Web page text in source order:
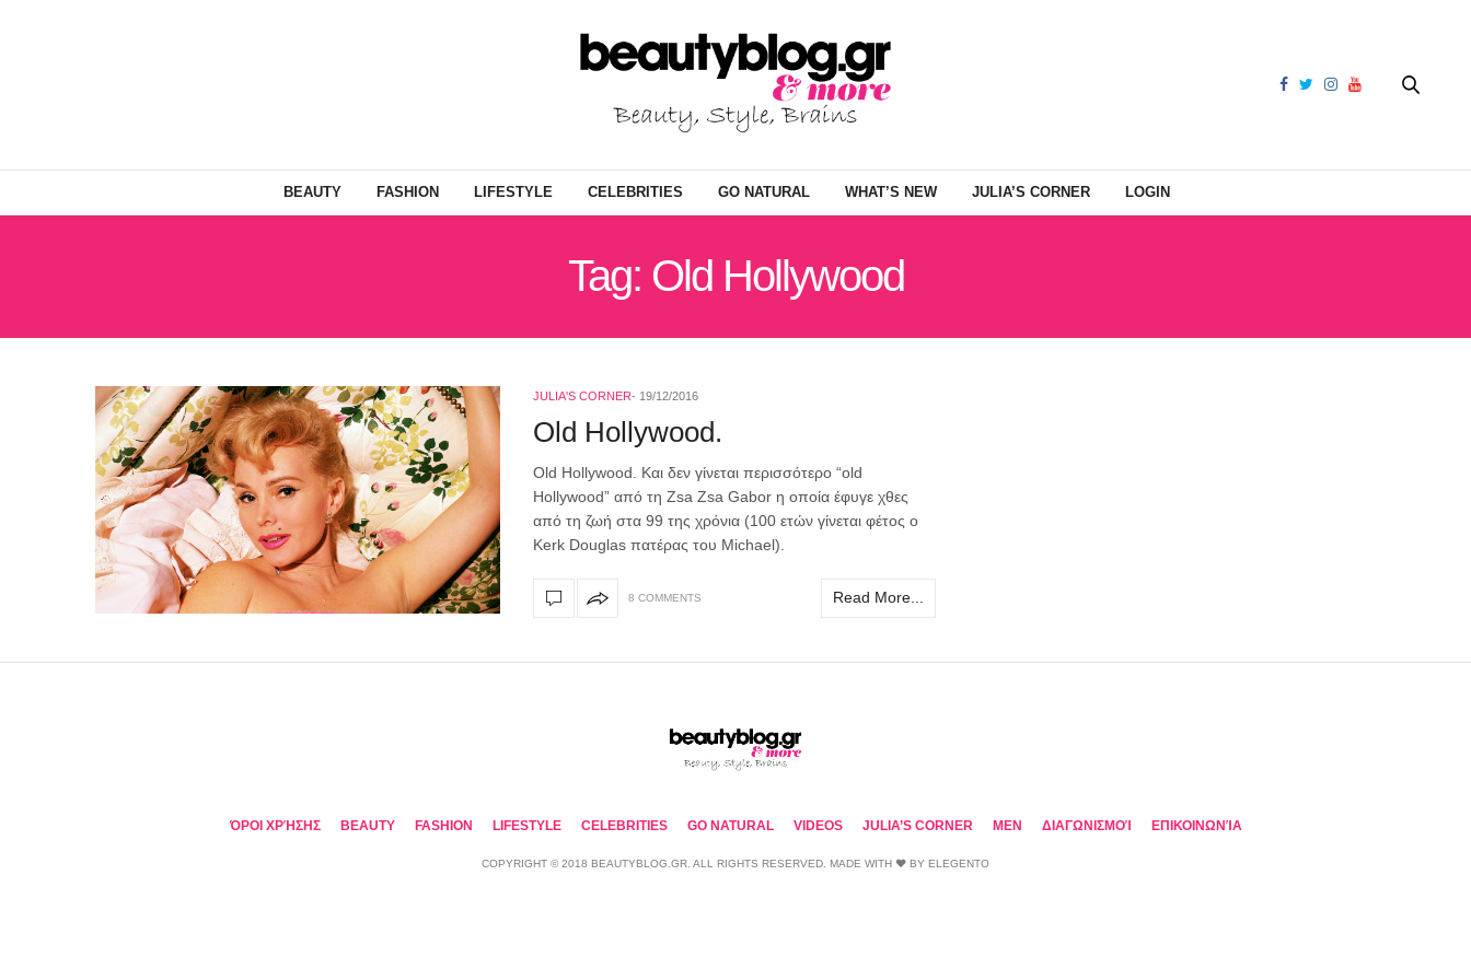
BEAUTY FASHION LIFESTYLE CELEBRITIES GO NATURAL WHAT’S NEW JULIA’S CORNER LOGIN
Tag: Old Hollywood
JULIA'S CORNER 19/12/2016
Old Hollywood.
Old Hollywood. Και δεν γίνεται περισσότερο “old
Hollywood” από τη Zsa Zsa Gabor η οποία έφυγε χθες
από τη ζωή στα 99 της χρόνια (100 ετών γίνεται φέτος ο
Kerk Douglas πατέρας του Michael).
8 COMMENTS Read More...
ΌΡΟΙ ΧΡΉΣΗΣ BEAUTY FASHION LIFESTYLE CELEBRITIES GO NATURAL VIDEOS JULIA’S CORNER MEN ΔΙΑΓΩΝΙΣΜΟΊ ΕΠΙΚΟΙΝΩΝΊΑ
COPYRIGHT © 2018 BEAUTYBLOG.GR. ALL RIGHTS RESERVED. MADE WITH ❤ BY ELEGENTO